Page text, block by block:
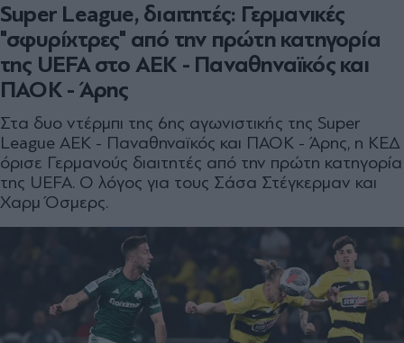
Super League, διαιτητές: Γερμανικές
"σφυρίχτρες" από την πρώτη κατηγορία
της UEFA στο ΑΕΚ - Παναθηναϊκός και
ΠΑΟΚ - Άρης
Στα δυο ντέρμπι της 6ης αγωνιστικής της Super
League ΑΕΚ - Παναθηναϊκός και ΠΑΟΚ - Άρης, η ΚΕΔ
όρισε Γερμανούς διαιτητές από την πρώτη κατηγορία
της UEFA. Ο λόγος για τους Σάσα Στέγκερμαν και
Χαρμ Όσμερς.